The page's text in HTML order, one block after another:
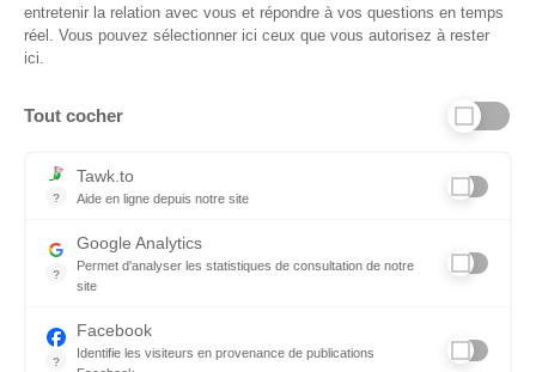
FAQ - réponses à vos questions
Conditions Générales de Service
entretenir la relation avec vous et répondre à vos questions en temps
réel. Vous pouvez sélectionner ici ceux que vous autorisez à rester
ici.
Tout cocher
?
Tawk.to
Aide en ligne depuis notre site
?
Google Analytics
Permet d'analyser les statistiques de consultation de notre
site
?
Facebook
Identifie les visiteurs en provenance de publications